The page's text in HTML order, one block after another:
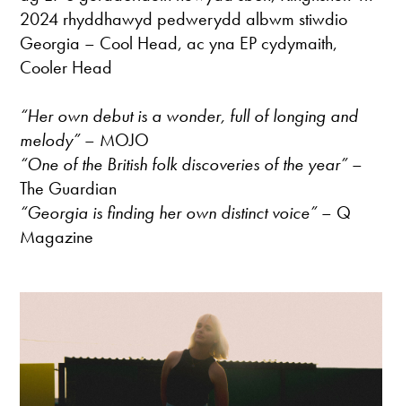
2024 rhyddhawyd pedwerydd albwm stiwdio
Georgia – Cool Head, ac yna EP cydymaith,
Cooler Head
“Her own debut is a wonder, full of longing and
melody”– MOJO
“One of the British folk discoveries of the year”–
The Guardian
“Georgia is finding her own distinct voice”– Q
Magazine